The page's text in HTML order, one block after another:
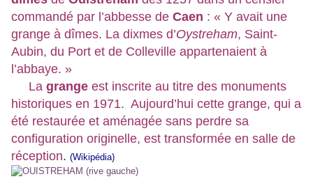
commandé par l’abbesse de Caen : « Y avait une
grange à dîmes. La dixmes d’Oystreham, Saint-
Aubin, du Port et de Colleville appartenaient à
l’abbaye. »
La grange est inscrite au titre des monuments
historiques en 1971. Aujourd’hui cette grange, qui a
été restaurée et aménagée sans perdre sa
configuration originelle, est transformée en salle de
réception. (Wikipédia)